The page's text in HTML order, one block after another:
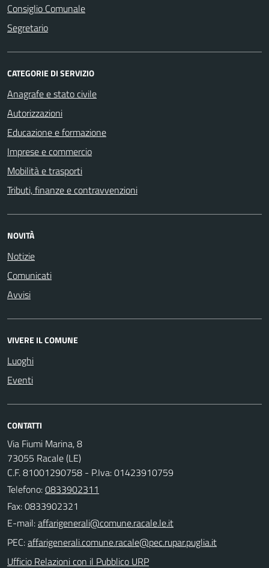
Consiglio Comunale
Segretario
CATEGORIE DI SERVIZIO
Anagrafe e stato civile
Autorizzazioni
Educazione e formazione
Imprese e commercio
Mobilità e trasporti
Tributi, finanze e contravvenzioni
NOVITÀ
Notizie
Comunicati
Avvisi
VIVERE IL COMUNE
Luoghi
Eventi
CONTATTI
Via Fiumi Marina, 8
73055 Racale (LE)
C.F. 81001290758 - P.Iva: 01423910759
Telefono:0833902311
Fax: 0833902321
E-mail:
PEC:
Ufficio Relazioni con il Pubblico URP